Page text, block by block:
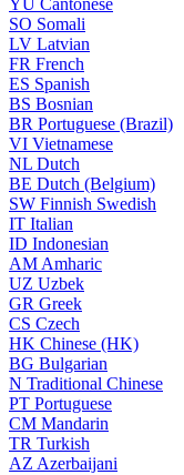
YU Cantonese
SO Somali
LV Latvian
FR French
ES Spanish
BS Bosnian
BR Portuguese (Brazil)
VI Vietnamese
NL Dutch
BE Dutch (Belgium)
SW Finnish Swedish
IT Italian
ID Indonesian
AM Amharic
UZ Uzbek
GR Greek
CS Czech
HK Chinese (HK)
BG Bulgarian
N Traditional Chinese
PT Portuguese
CM Mandarin
TR Turkish
AZ Azerbaijani